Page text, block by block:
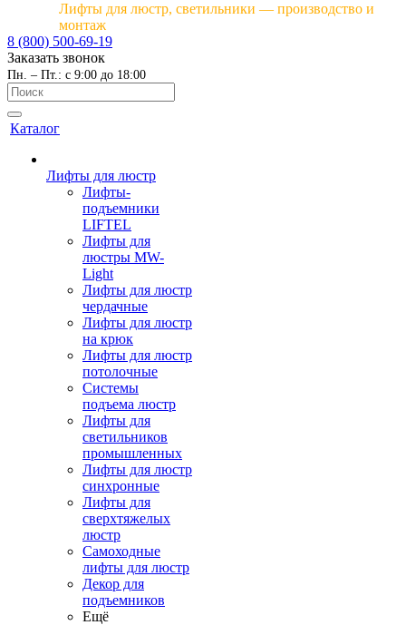
Лифты для люстр, светильники — производство и
монтаж
8 (800) 500-69-19
Заказать звонок
Пн. – Пт.: с 9:00 до 18:00
Каталог
Лифты для люстр
Лифты-
подъемники
LIFTEL
Лифты для
люстры MW-
Light
Лифты для люстр
чердачные
Лифты для люстр
на крюк
Лифты для люстр
потолочные
Системы
подъема люстр
Лифты для
светильников
промышленных
Лифты для люстр
синхронные
Лифты для
сверхтяжелых
люстр
Самоходные
лифты для люстр
Декор для
подъемников
Ещё